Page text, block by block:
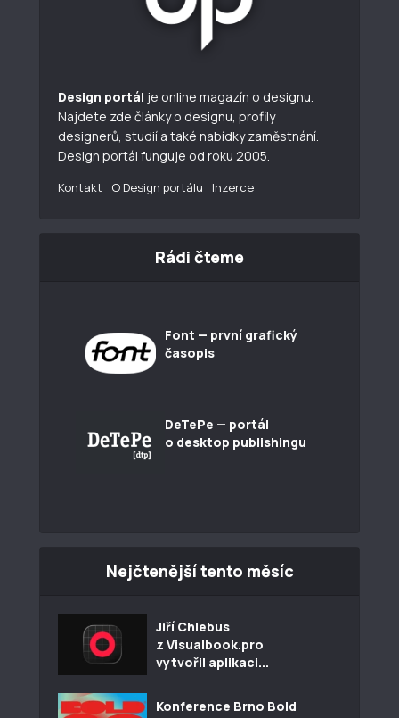
Design portál je online magazín o designu.
Najdete zde články o designu, profily
designerů, studií a také nabídky zaměstnání.
Design portál funguje od roku 2005.
Kontakt O Design portálu Inzerce
Rádi čteme
Font — první grafický
časopis
DeTePe — portál
o desktop publishingu
Nejčtenější tento měsíc
Jiří Chlebus
z Visualbook.pro
vytvořil aplikaci...
Konference Brno Bold